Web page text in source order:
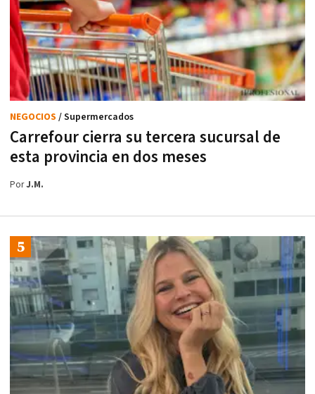
Carrefour cierra su tercera sucursal de
esta provincia en dos meses
NEGOCIOS / Supermercados
PorJ.M.